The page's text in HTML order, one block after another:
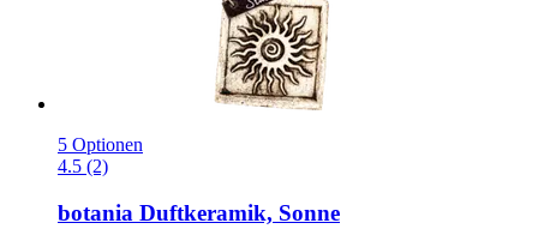
5 Optionen
4.5 (2)
botania Duftkeramik, Sonne